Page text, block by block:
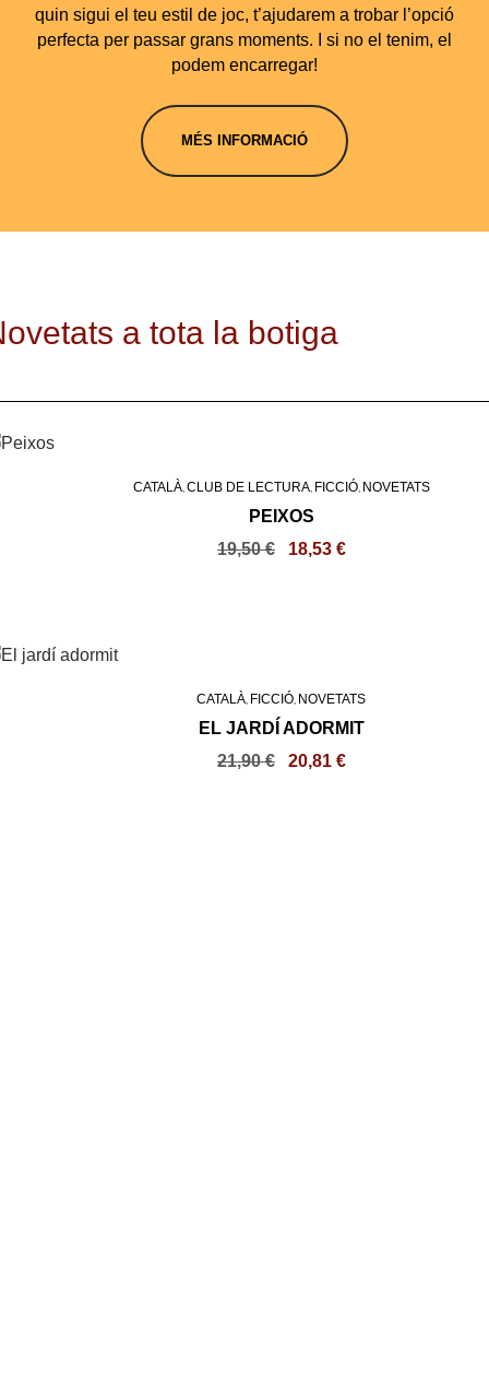
quin sigui el teu estil de joc, t’ajudarem a trobar l’opció
perfecta per passar grans moments. I si no el tenim, el
podem encarregar!
MÉS INFORMACIÓ
a tota la botiga
CATALÀ, CLUB DE LECTURA, FICCIÓ, NOVETATS
PEIXOS
19,50€ 18,53 €
CATALÀ FICCIÓ NOVETATS
EL JARDÍ ADORMIT
21,90€ 20,81 €